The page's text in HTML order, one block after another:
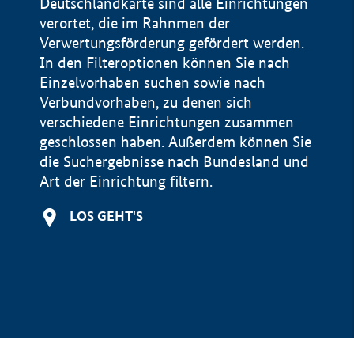
verortet, die im Rahnmen der
Verwertungsförderung gefördert werden.
In den Filteroptionen können Sie nach
Einzelvorhaben suchen sowie nach
Verbundvorhaben, zu denen sich
verschiedene Einrichtungen zusammen
geschlossen haben. Außerdem können Sie
die Suchergebnisse nach Bundesland und
Art der Einrichtung filtern.
LOS GEHT'S